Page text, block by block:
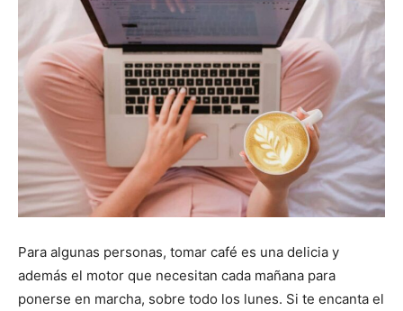
Para algunas personas, tomar café es una delicia y
además el motor que necesitan cada mañana para
ponerse en marcha, sobre todo los lunes. Si te encanta el